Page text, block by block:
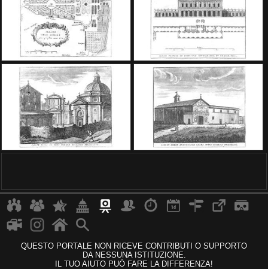
QUESTO PORTALE NON RICEVE CONTRIBUTI O SUPPORTO
DA NESSUNA ISTITUZIONE.
IL TUO AIUTO PUÒ FARE LA DIFFERENZA!